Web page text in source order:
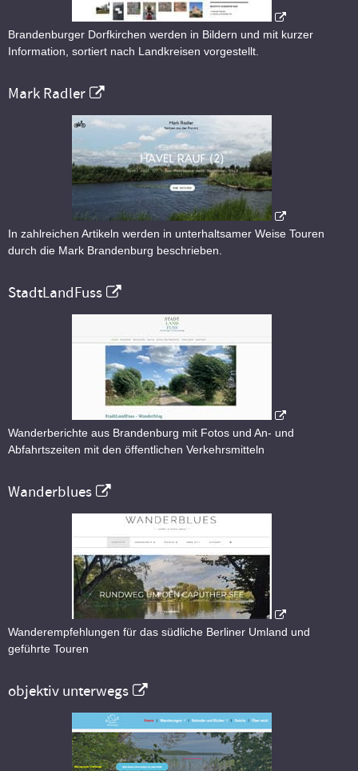
Brandenburger Dorfkirchen werden in Bildern und mit kurzer
Information, sortiert nach Landkreisen vorgestellt.
Mark Radler
In zahlreichen Artikeln werden in unterhaltsamer Weise Touren
durch die Mark Brandenburg beschrieben.
StadtLandFuss
Wanderberichte aus Brandenburg mit Fotos und An- und
Abfahrtszeiten mit den öffentlichen Verkehrsmitteln
Wanderblues
Wanderempfehlungen für das südliche Berliner Umland und
geführte Touren
objektiv unterwegs